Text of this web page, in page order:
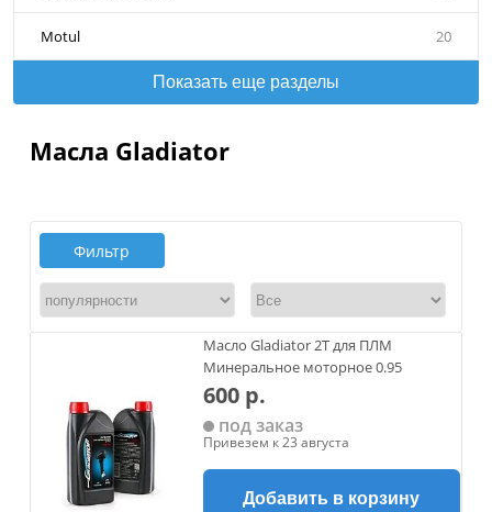
Motul 20
Показать еще разделы
Масла Gladiator
Фильтр
Масло Gladiator 2Т для ПЛМ
Минеральное моторное 0.95
600 р.
под заказ
Привезем к 23 августа
Добавить в корзину